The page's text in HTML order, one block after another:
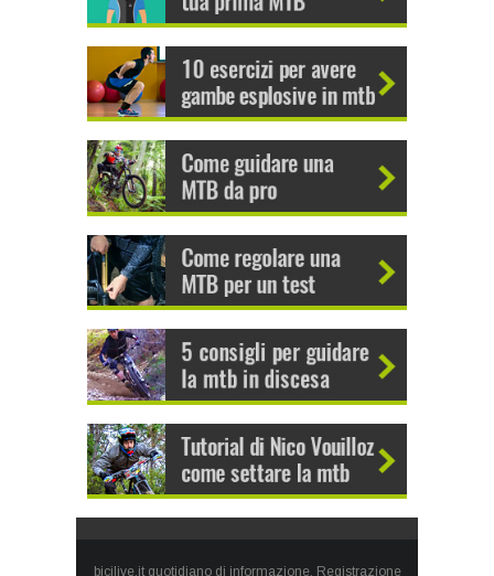
bicilive.it quotidiano di informazione. Registrazione